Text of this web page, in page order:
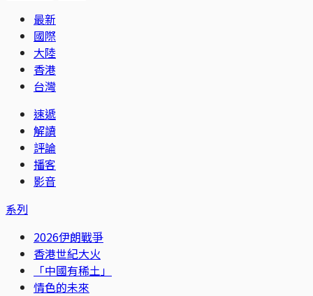
最新
國際
大陸
香港
台灣
速遞
解讀
評論
播客
影音
系列
2026伊朗戰爭
香港世紀大火
「中國有稀土」
情色的未來